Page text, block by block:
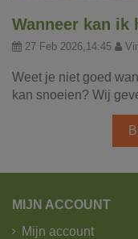
Wanneer kan ik
27 Feb 2026,14:45
Weet je niet goed
kan snoeien? Wij
MIJN ACCOUNT
Mijn account